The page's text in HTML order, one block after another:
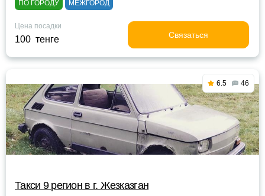
ПО ГОРОДУ МЕЖГОРОД
Цена посадки
100 тенге Связаться
6.5 46
Такси 9 регион в г. Жезказган